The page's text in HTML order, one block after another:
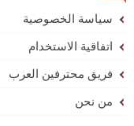
سياسة الخصوصية
اتفاقية الاستخدام
فريق محترفين العرب
من نحن